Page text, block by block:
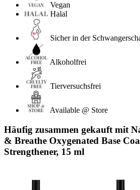
Vegan
Halal
Sicher in der
Alkoholfrei
Tierversuchsfrei
Available @ Store
Häufig zusammen gekauft mit
& Breathe Oxygenated Base
Strengthener, 15 ml